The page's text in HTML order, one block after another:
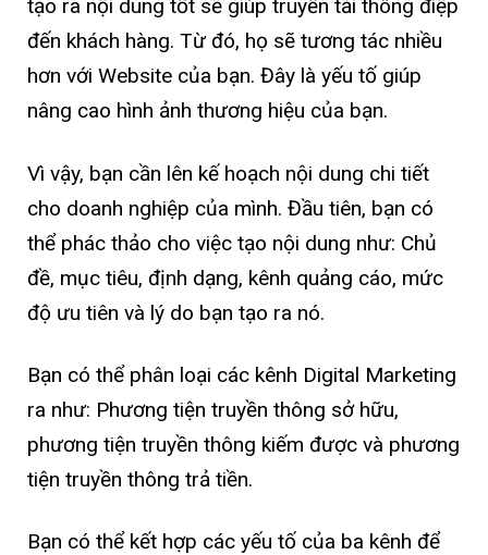
tạo ra nội dung tốt sẽ giúp truyền tải thông điệp
đến khách hàng. Từ đó, họ sẽ tương tác nhiều
hơn với Website của bạn. Đây là yếu tố giúp
nâng cao hình ảnh thương hiệu của bạn.
Vì vậy, bạn cần lên kế hoạch nội dung chi tiết
cho doanh nghiệp của mình. Đầu tiên, bạn có
thể phác thảo cho việc tạo nội dung như: Chủ
đề, mục tiêu, định dạng, kênh quảng cáo, mức
độ ưu tiên và lý do bạn tạo ra nó.
Bạn có thể phân loại các kênh Digital Marketing
ra như: Phương tiện truyền thông sở hữu,
phương tiện truyền thông kiếm được và phương
tiện truyền thông trả tiền.
Bạn có thể kết hợp các yếu tố của ba kênh để